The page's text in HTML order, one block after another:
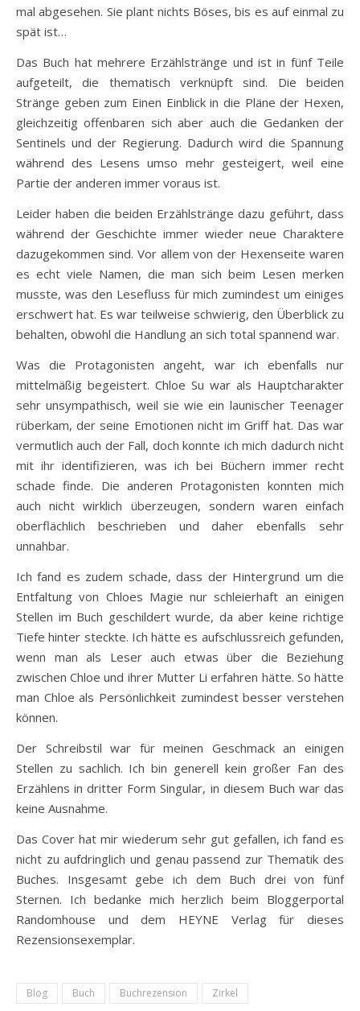
mal abgesehen. Sie plant nichts Böses, bis es auf einmal zu
spät ist…
Das Buch hat mehrere Erzählstränge und ist in fünf Teile
aufgeteilt, die thematisch verknüpft sind. Die beiden
Stränge geben zum Einen Einblick in die Pläne der Hexen,
gleichzeitig offenbaren sich aber auch die Gedanken der
Sentinels und der Regierung. Dadurch wird die Spannung
während des Lesens umso mehr gesteigert, weil eine
Partie der anderen immer voraus ist.
Leider haben die beiden Erzählstränge dazu geführt, dass
während der Geschichte immer wieder neue Charaktere
dazugekommen sind. Vor allem von der Hexenseite waren
es echt viele Namen, die man sich beim Lesen merken
musste, was den Lesefluss für mich zumindest um einiges
erschwert hat. Es war teilweise schwierig, den Überblick zu
behalten, obwohl die Handlung an sich total spannend war.
Was die Protagonisten angeht, war ich ebenfalls nur
mittelmäßig begeistert. Chloe Su war als Hauptcharakter
sehr unsympathisch, weil sie wie ein launischer Teenager
rüberkam, der seine Emotionen nicht im Griff hat. Das war
vermutlich auch der Fall, doch konnte ich mich dadurch nicht
mit ihr identifizieren, was ich bei Büchern immer recht
schade finde. Die anderen Protagonisten konnten mich
auch nicht wirklich überzeugen, sondern waren einfach
oberflächlich beschrieben und daher ebenfalls sehr
unnahbar.
Ich fand es zudem schade, dass der Hintergrund um die
Entfaltung von Chloes Magie nur schleierhaft an einigen
Stellen im Buch geschildert wurde, da aber keine richtige
Tiefe hinter steckte. Ich hätte es aufschlussreich gefunden,
wenn man als Leser auch etwas über die Beziehung
zwischen Chloe und ihrer Mutter Li erfahren hätte. So hätte
man Chloe als Persönlichkeit zumindest besser verstehen
können.
Der Schreibstil war für meinen Geschmack an einigen
Stellen zu sachlich. Ich bin generell kein großer Fan des
Erzählens in dritter Form Singular, in diesem Buch war das
keine Ausnahme.
Das Cover hat mir wiederum sehr gut gefallen, ich fand es
nicht zu aufdringlich und genau passend zur Thematik des
Buches. Insgesamt gebe ich dem Buch drei von fünf
Sternen. Ich bedanke mich herzlich beim Bloggerportal
Randomhouse und dem HEYNE Verlag für dieses
Rezensionsexemplar.
Blog Buch Buchrezension Zirkel